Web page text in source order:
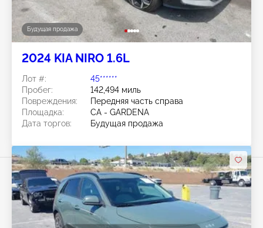
Будущая продажа
2024 KIA NIRO 1.6L
Лот #:
45******
Пробег:
142,494 миль
Повреждения:
Передняя часть справа
Площадка:
CA - GARDENA
Дата торгов:
Будущая продажа